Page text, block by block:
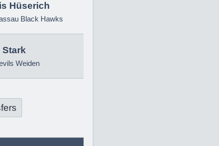
Hüserich
Black Hawks
Stark
Weiden